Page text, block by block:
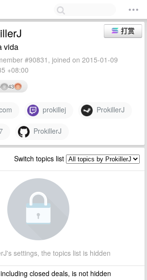
打赏
vida
#90831, joined on 2015-01-09
+08:00
43
prokillej ProkillerJ
ProkillerJ
Switch topics list
settings, the topics list is hidden
closed deals, is not hidden